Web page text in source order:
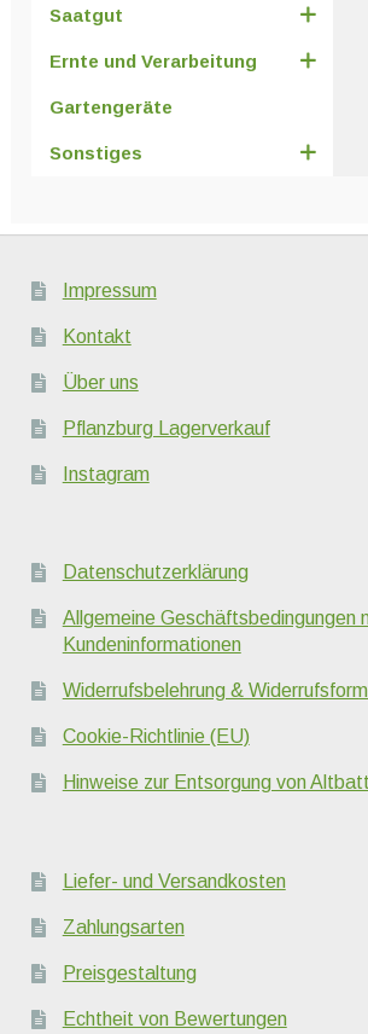
Saatgut
Ernte und Verarbeitung
Gartengeräte
Sonstiges
Impressum
Kontakt
Über uns
Pflanzburg Lagerverkauf
Instagram
Datenschutzerklärung
Allgemeine Geschäftsbedingungen
Kundeninformationen
Widerrufsbelehrung &
Cookie-Richtlinie (EU)
Hinweise zur Entsorgung von
Liefer- und Versandkosten
Zahlungsarten
Preisgestaltung
Echtheit von Bewertungen